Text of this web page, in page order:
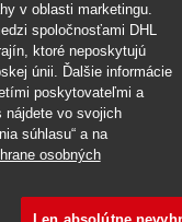
miesto
v oblasti marketingu.
spoločnosťami DHL
ktoré neposkytujú
únii. Ďalšie informácie
poskytovateľmi a
nájdete vo svojich
súhlasu“ a na
osobných